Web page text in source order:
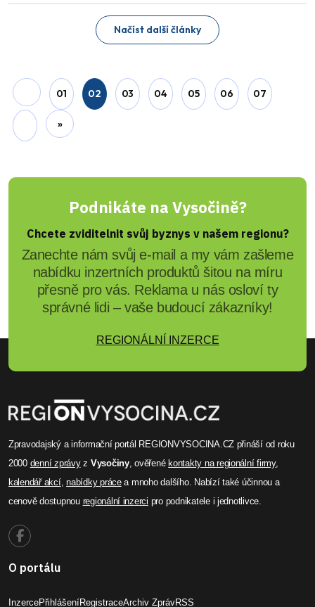
Milan Pilař
Sníh přinesl znovu problémy
na silnice Vysočiny
Od úterní šesté hodiny ranní do deváté hodiny
nehod, které souvisely s klimatickými
podmínkami.
Celý článek